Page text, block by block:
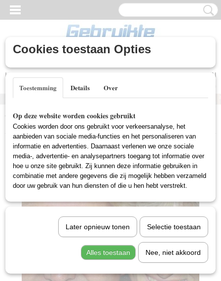
Inloggen
UW WINKELWAGEN
Home >Nieuwe DVD's>Documentaire (Nieuw)
Vechten Voor Geluk (Nieuw)
Cookies toestaan Opties
Toestemming Details Over
Op deze website worden cookies gebruikt
Cookies worden door ons gebruikt voor verkeersanalyse, het
aanbieden van sociale media-functies en het personaliseren van
informatie en advertenties. Daarnaast verlenen we onze sociale
media-, advertentie- en analysepartners toegang tot informatie over
hoe u onze site gebruikt. Zij kunnen deze informatie gebruiken in
combinatie met andere gegevens die zij mogelijk hebben verzameld
door uw gebruik van hun diensten of die u hen hebt verstrekt.
Later opnieuw tonen Selectie toestaan
Alles toestaan Nee, niet akkoord